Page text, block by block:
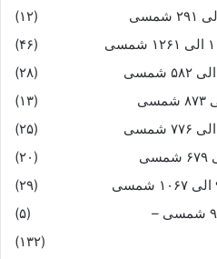
(۱۲)
(۴۶)
(۲۸)
(۱۳)
(۲۵)
(۲۰)
(۲۹)
(۵)
(۱۳۲)